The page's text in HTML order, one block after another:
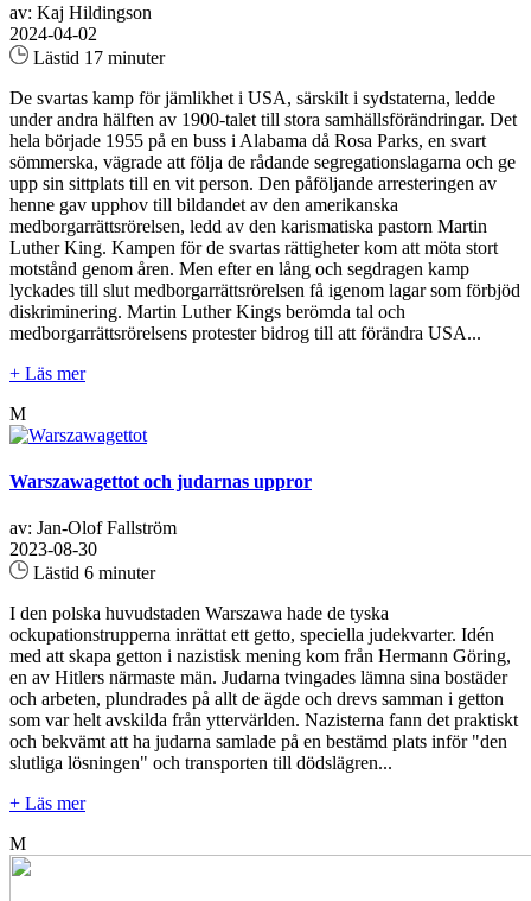
av: Kaj Hildingson
2024-04-02
Lästid 17 minuter
De svartas kamp för jämlikhet i USA, särskilt i sydstaterna, ledde
under andra hälften av 1900-talet till stora samhällsförändringar. Det
hela började 1955 på en buss i Alabama då Rosa Parks, en svart
sömmerska, vägrade att följa de rådande segregationslagarna och ge
upp sin sittplats till en vit person. Den påföljande arresteringen av
henne gav upphov till bildandet av den amerikanska
medborgarrättsrörelsen, ledd av den karismatiska pastorn Martin
Luther King. Kampen för de svartas rättigheter kom att möta stort
motstånd genom åren. Men efter en lång och segdragen kamp
lyckades till slut medborgarrättsrörelsen få igenom lagar som förbjöd
diskriminering. Martin Luther Kings berömda tal och
medborgarrättsrörelsens protester bidrog till att förändra USA...
+ Läs mer
M
Warszawagettot och judarnas uppror
av: Jan-Olof Fallström
2023-08-30
Lästid 6 minuter
I den polska huvudstaden Warszawa hade de tyska
ockupationstrupperna inrättat ett getto, speciella judekvarter. Idén
med att skapa getton i nazistisk mening kom från Hermann Göring,
en av Hitlers närmaste män. Judarna tvingades lämna sina bostäder
och arbeten, plundrades på allt de ägde och drevs samman i getton
som var helt avskilda från yttervärlden. Nazisterna fann det praktiskt
och bekvämt att ha judarna samlade på en bestämd plats inför "den
slutliga lösningen" och transporten till dödslägren...
+ Läs mer
M